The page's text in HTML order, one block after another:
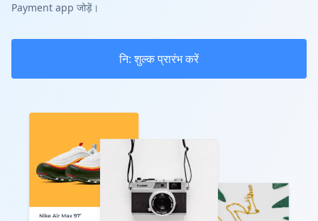
Payment app जोड़ें।
नि: शुल्क प्रारंभ करें